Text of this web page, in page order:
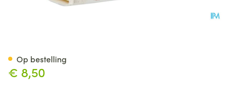
€ 8,50
Op bestelling